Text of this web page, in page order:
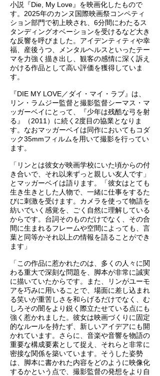
小説『Die, My Love』を映画化したもので
す。2025年のカンヌ国際映画祭コンペティ
ション部門で初上映され、6分間にわたるス
タンディングオベーションを受けるなど大き
な反響を呼びました。アイデンティティや幸
福、産後うつ、メンタルヘルスといったテー
マを力強く描き出し、観客の感情に深く訴え
かける作品として高い評価を獲得していま
す。
『DIE MY LOVE／ダイ・マイ・ラブ』は、
リン・ラムジー監督と撮影監督シーマス・マ
ッガーベイにとって、『少年は残酷な弓を射
る』（2011）に続く2度目の協業となりま
す。なおマッガーベイは同作においてもコダ
ック35mmフィルムを用いて撮影を行ってい
ます。
「リンとは彼女が映画学校にいた頃からの付
き合いで、それ以来ずっと親しい友人です」
とマッガーベイは語ります。「彼女はとても
生き生きとした人物で、一緒に仕事をするた
びに刺激を受けます。カメラを使って物語を
紡いでいく感覚を、ごく自然に理解している
からです。台詞そのものだけでなく、その合
間に生まれるフレームや空間によっても、言
葉と同等かそれ以上の情報を語ることができ
ます」
「この作品に惹かれたのは、多くの人々に関
わる重大で深刻な問題を、脚本が非常に誠実
に描いていたからです。また、リンがユーモ
アを巧みに用いることで、場面に差し込まれ
る笑いが重苦しさを和らげるだけでなく、む
しろその闇をより鋭く際立たせている点にも
強く惹かれました。彼女は映画づくりに固定
的なルールを持たず、新しいアイデアにも開
かれています。さらに、音楽や音響を物語の
重要な構成要素として捉え、それらと非常に
密接な関係を築いています。そうした姿勢
は、脚本に書かれた内容をどのように映像化
するかという点で、撮影監督の発想をより自